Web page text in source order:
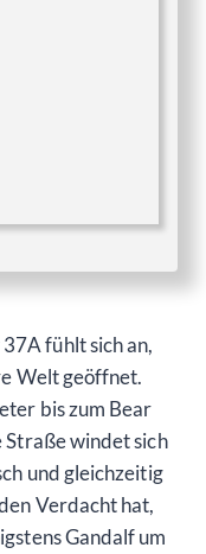
fühlt sich an,
Welt geöffnet.
bis zum Bear
windet sich
und gleichzeitig
Verdacht hat,
Gandalf um